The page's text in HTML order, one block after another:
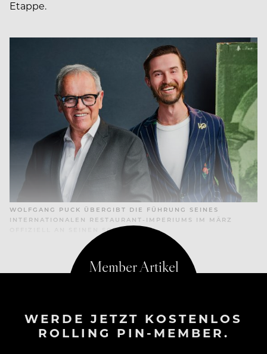
Etappe.
WOLFGANG PUCK ÜBERGIBT DIE FÜHRUNG SEINES
INTERNATIONALEN RESTAURANT-IMPERIUMS IM MÄRZ
OFFIZIELL AN SEINEN SOHN BYRON
WERDE JETZT KOSTENLOS
ROLLING PIN-MEMBER.